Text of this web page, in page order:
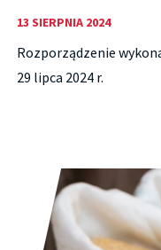
13 SIERPNIA 2024
Rozporządzenie
29 lipca 2024 r.